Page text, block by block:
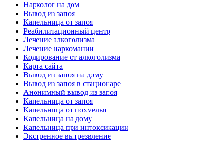
Нарколог на дом
Вывод из запоя
Капельница от запоя
Реабилитационный центр
Лечение алкоголизма
Лечение наркомании
Кодирование от алкоголизма
Карта сайта
Вывод из запоя на дому
Вывод из запоя в стационаре
Анонимный вывод из запоя
Капельница от запоя
Капельница от похмелья
Капельница на дому
Капельница при интоксикации
Экстренное вытрезвление